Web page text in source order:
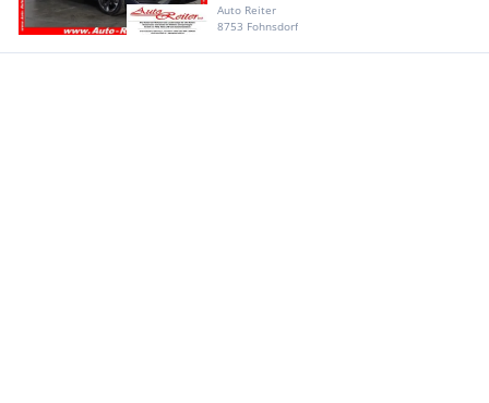
Auto Reiter
8753 Fohnsdorf